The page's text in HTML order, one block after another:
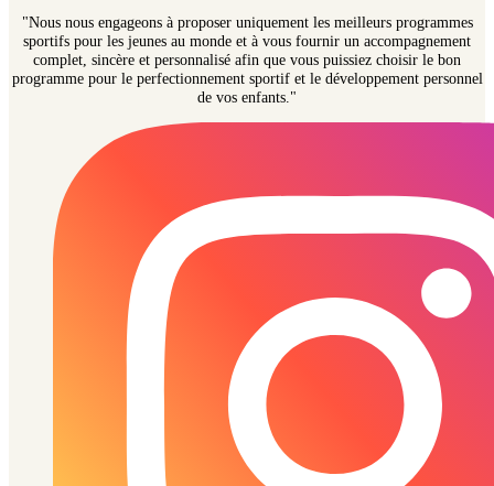
"Nous nous engageons à proposer uniquement les meilleurs programmes
sportifs pour les jeunes au monde et à vous fournir un accompagnement
complet, sincère et personnalisé afin que vous puissiez choisir le bon
programme pour le perfectionnement sportif et le développement personnel
de vos enfants."